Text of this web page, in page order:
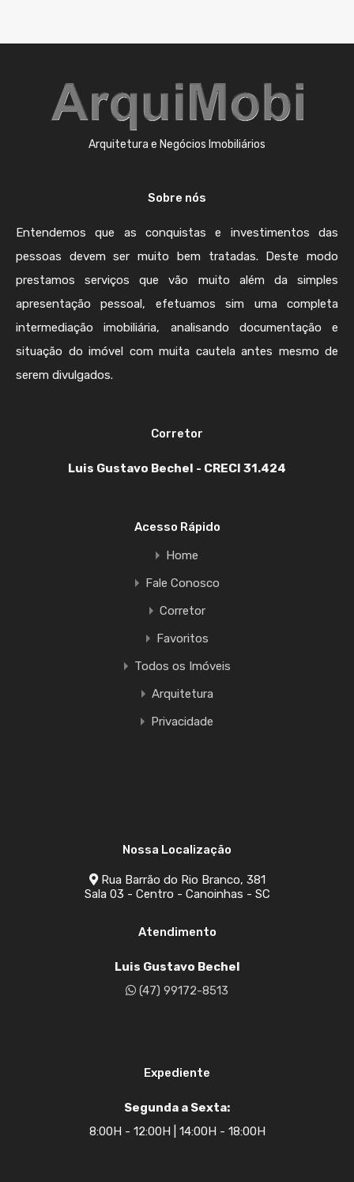
Arquitetura e Negócios Imobiliários
Sobre nós
Entendemos que as conquistas e investimentos das
pessoas devem ser muito bem tratadas. Deste modo
prestamos serviços que vão muito além da simples
apresentação pessoal, efetuamos sim uma completa
intermediação imobiliária, analisando documentação e
situação do imóvel com muita cautela antes mesmo de
serem divulgados.
Corretor
Luis Gustavo Bechel - CRECI 31.424
Acesso Rápido
Home
Fale Conosco
Corretor
Favoritos
Todos os Imóveis
Arquitetura
Privacidade
Nossa Localização
Rua Barrão do Rio Branco, 381
Sala 03 - Centro - Canoinhas - SC
Atendimento
Luis Gustavo Bechel
(47) 99172-8513
Expediente
Segunda a Sexta:
8:00H - 12:00H | 14:00H - 18:00H